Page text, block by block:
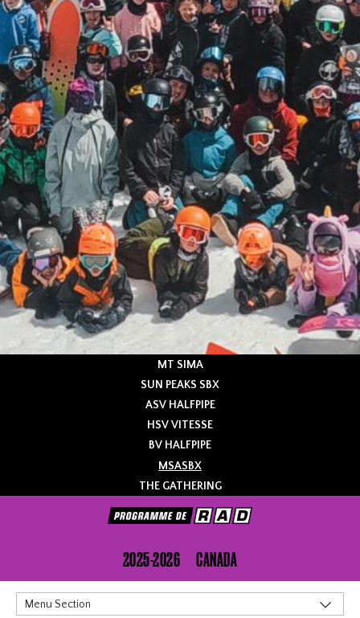
MT SIMA
SUN PEAKS SBX
ASV HALFPIPE
HSV VITESSE
BV HALFPIPE
MSASBX
THE GATHERING
2025-2026 CANADA
Menu Section